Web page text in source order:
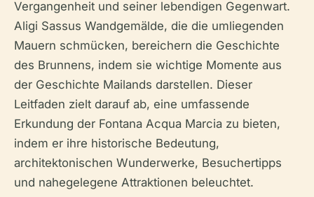
Vergangenheit und seiner lebendigen Gegenwart.
Aligi Sassus Wandgemälde, die die umliegenden
Mauern schmücken, bereichern die Geschichte
des Brunnens, indem sie wichtige Momente aus
der Geschichte Mailands darstellen. Dieser
Leitfaden zielt darauf ab, eine umfassende
Erkundung der Fontana Acqua Marcia zu bieten,
indem er ihre historische Bedeutung,
architektonischen Wunderwerke, Besuchertipps
und nahegelegene Attraktionen beleuchtet.